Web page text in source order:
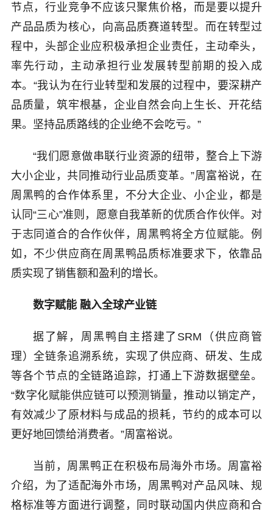
节点，行业竞争不应该只聚焦价格，而是要以提升
产品品质为核心，向高品质赛道转型。而在转型过
程中，头部企业应积极承担企业责任，主动牵头，
率先行动，主动承担行业发展转型前期的投入成
本。“我认为在行业转型和发展的过程中，要深耕产
品质量，筑牢根基，企业自然会向上生长、开花结
果。坚持品质路线的企业绝不会吃亏。”
“我们愿意做串联行业资源的纽带，整合上下游
大小企业，共同推动行业品质变革。”周富裕说，在
周黑鸭的合作体系里，不分大企业、小企业，都是
认同“三心”准则，愿意自我革新的优质合作伙伴。对
于志同道合的合作伙伴，周黑鸭将全方位赋能。例
如，不少供应商在周黑鸭品质标准要求下，依靠品
质实现了销售额和盈利的增长。
数字赋能 融入全球产业链
据了解，周黑鸭自主搭建了SRM（供应商管
理）全链条追溯系统，实现了供应商、研发、生成
等各个节点的全链路追踪，打通上下游数据壁垒。
“数字化赋能供应链可以预测销量，推动以销定产，
有效减少了原材料与成品的损耗，节约的成本可以
更好地回馈给消费者。”周富裕说。
当前，周黑鸭正在积极布局海外市场。周富裕
介绍，为了适配海外市场，周黑鸭对产品风味、规
格标准等方面进行调整，同时联动国内供应商和合